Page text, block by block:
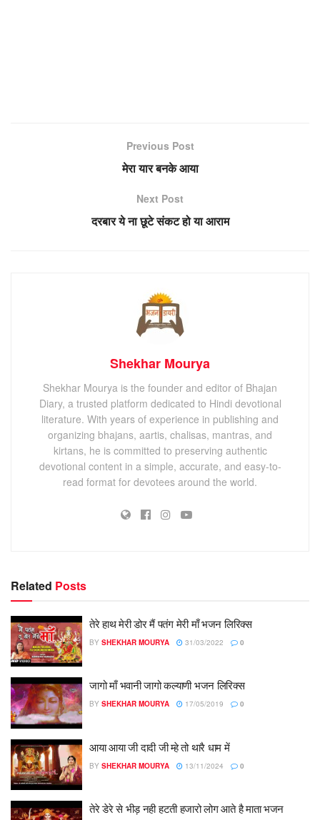
Previous Post
मेरा यार बनके आया
Next Post
दरबार ये ना छूटे संकट हो या आराम
Shekhar Mourya
Shekhar Mourya is the founder and editor of Bhajan
Diary, a trusted platform dedicated to Hindi devotional
literature. With years of experience in publishing and
organizing bhajans, aartis, chalisas, mantras, and
kirtans, he is committed to preserving authentic
devotional content in a simple, accurate, and easy-to-
read format for devotees around the world.
Related Posts
तेरे हाथ मेरी डोर मैं पतंग मेरी माँ भजन लिरिक्स
BY SHEKHAR MOURYA 31/03/2022 0
जागो माँ भवानी जागो कल्याणी भजन लिरिक्स
BY SHEKHAR MOURYA 17/05/2019 0
आया आया जी दादी जी म्हे तो थारै धाम में
BY SHEKHAR MOURYA 13/11/2024 0
तेरे डेरे से भीड़ नही हटती हजारो लोग आते है माता भजन